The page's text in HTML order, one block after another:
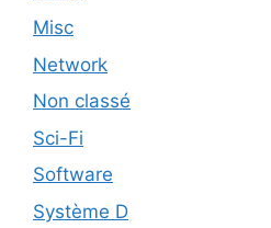
Misc
Network
Non classé
Sci-Fi
Software
Système D